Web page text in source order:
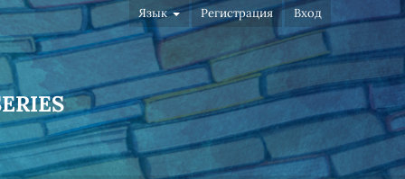
Язык Регистрация Вход